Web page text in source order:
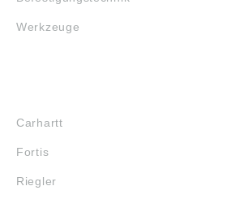
Werkzeuge
Carhartt
Fortis
Riegler